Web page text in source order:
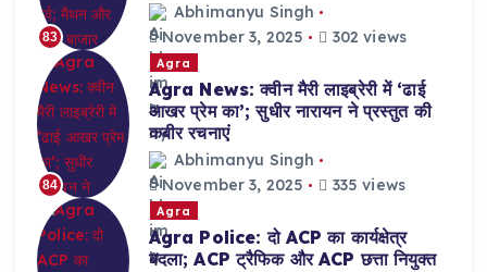
83
Abhimanyu Singh
November 3, 2025
302 views
84
Agra
Agra News: क्वीन मैरी लाइब्रेरी में ‘ढाई
आखर प्रेम का’; सुधीर नारायन ने प्रस्तुत की
कबीर रचनाएं
Abhimanyu Singh
November 3, 2025
335 views
Agra
Agra Police: दो ACP का कार्यक्षेत्र
बदला; ACP ट्रैफिक और ACP छत्ता नियुक्त